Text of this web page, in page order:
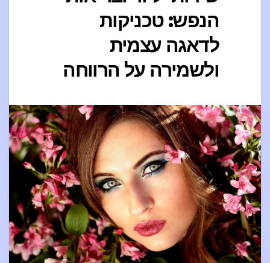
הנפש: טכניקות
לדאגה עצמית
ולשמירה על הרווחה